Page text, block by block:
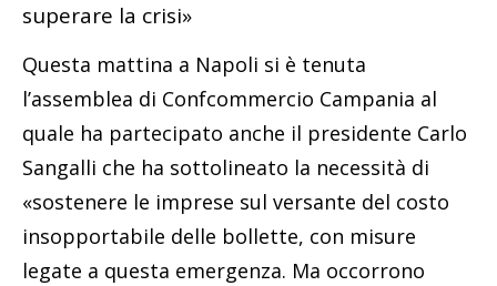
superare la crisi»
Questa mattina a Napoli si è tenuta
l’assemblea di Confcommercio Campania al
quale ha partecipato anche il presidente Carlo
Sangalli che ha sottolineato la necessità di
«sostenere le imprese sul versante del costo
insopportabile delle bollette, con misure
legate a questa emergenza. Ma occorrono